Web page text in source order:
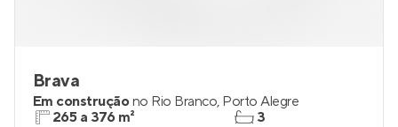
Brava
Em construçãono Rio Branco, Porto Alegre
265 a 376 m²
3